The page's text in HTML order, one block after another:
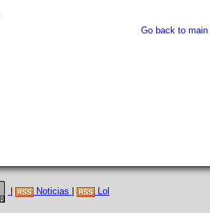
Go back to main
Noticias Lol